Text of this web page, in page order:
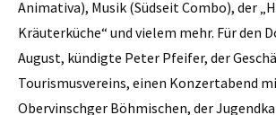
Animativa), Musik (Südseit Combo), der
Kräuterküche“ und vielem mehr. Für den
August, kündigte Peter Pfeifer, der
Tourismusvereins, einen Konzertabend
Obervinschger Böhmischen, der